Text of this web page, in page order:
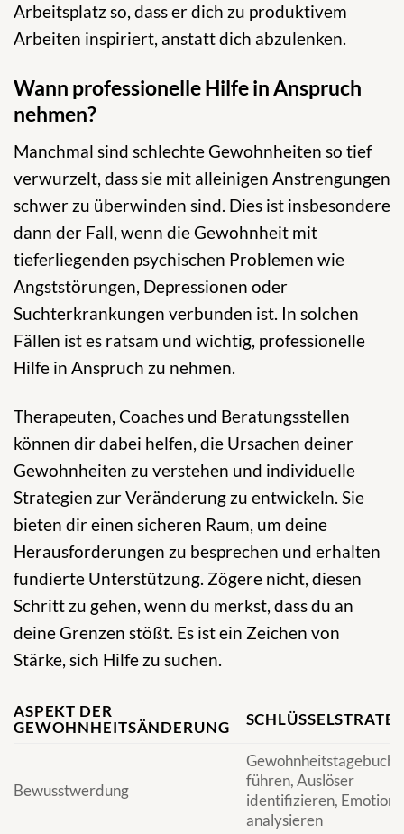
Arbeitsplatz so, dass er dich zu produktivem
Arbeiten inspiriert, anstatt dich abzulenken.
Wann professionelle Hilfe in Anspruch
nehmen?
Manchmal sind schlechte Gewohnheiten so tief
verwurzelt, dass sie mit alleinigen Anstrengungen
schwer zu überwinden sind. Dies ist insbesondere
dann der Fall, wenn die Gewohnheit mit
tieferliegenden psychischen Problemen wie
Angststörungen, Depressionen oder
Suchterkrankungen verbunden ist. In solchen
Fällen ist es ratsam und wichtig, professionelle
Hilfe in Anspruch zu nehmen.
Therapeuten, Coaches und Beratungsstellen
können dir dabei helfen, die Ursachen deiner
Gewohnheiten zu verstehen und individuelle
Strategien zur Veränderung zu entwickeln. Sie
bieten dir einen sicheren Raum, um deine
Herausforderungen zu besprechen und erhalten
fundierte Unterstützung. Zögere nicht, diesen
Schritt zu gehen, wenn du merkst, dass du an
deine Grenzen stößt. Es ist ein Zeichen von
Stärke, sich Hilfe zu suchen.
ASPEKT DER
GEWOHNHEITSÄNDERUNG
Bewusstwerdung
Gewohnheitstagebuch
führen, Auslöser
identifizieren,
analysieren